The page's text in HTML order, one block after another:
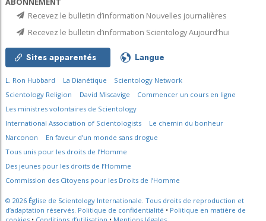
Recevez le bulletin d’information Nouvelles journalières
Recevez le bulletin d’information Scientology Aujourd’hui
Sites apparentés Langue
L. Ron Hubbard La Dianétique
Scientology Network
Scientology Religion
David Miscavige
Commencer un cours en ligne
Les ministres volontaires de Scientology
International Association of Scientologists
Le chemin du bonheur
Narconon
En faveur d’un monde sans drogue
Tous unis pour les droits de l’Homme
Des jeunes pour les droits de l’Homme
Commission des Citoyens pour les Droits de l’Homme
© 2026 Église de Scientology Internationale. Tous droits de reproduction et
d’adaptation réservés. Politique de confidentialité • Politique en matière de